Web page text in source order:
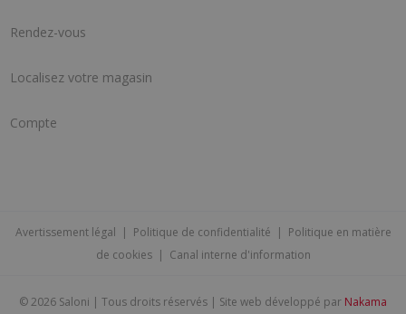
Rendez-vous
Localisez votre magasin
Compte
Avertissement légal | Politique de confidentialité | Politique en matière
de cookies| Canal interne d'information
©2026 Saloni | Tous droits réservés | Site web développé par Nakama